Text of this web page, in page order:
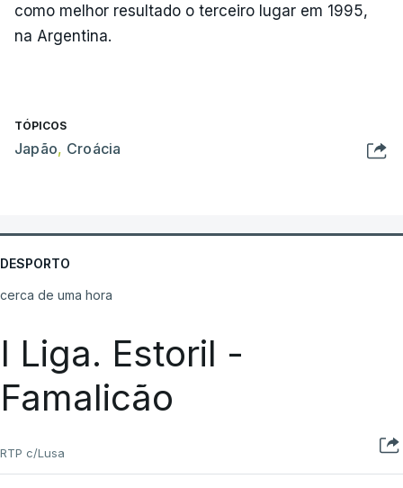
como melhor resultado o terceiro lugar em 1995,
na Argentina.
TÓPICOS
Japão, Croácia
DESPORTO
cerca de uma hora
I Liga. Estoril -
Famalicão
RTP c/Lusa